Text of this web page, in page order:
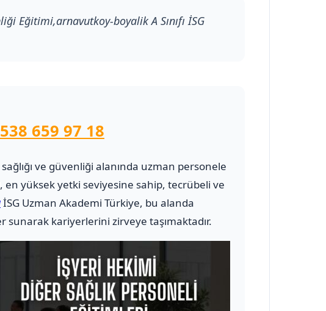
Eğitimi,arnavutkoy-boyalik A Sınıfı İSG
659 97 18
ve güvenliği alanında uzman personele
, en yüksek yetki seviyesine sahip, tecrübeli ve
İSG Uzman Akademi Türkiye, bu alanda
kariyerlerini zirveye taşımaktadır.